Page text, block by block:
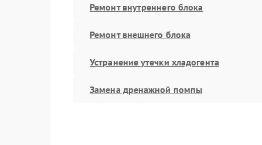
Ремонт внутреннего блока
Ремонт внешнего блока
Устранение утечки хладогента
Замена дренажной помпы